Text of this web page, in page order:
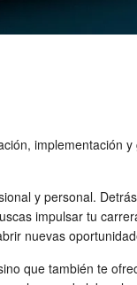
implementación
y personal.
impulsar tu
nuevas
que también te